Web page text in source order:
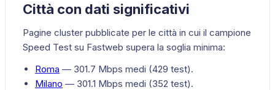
Città con dati significativi
Pagine cluster pubblicate per le città in cui il campione
Speed Test su Fastweb supera la soglia minima:
Roma — 301.7 Mbps medi (429 test).
Milano — 301.1 Mbps medi (352 test).